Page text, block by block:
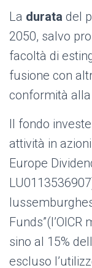
La durata del
2050, salvo
facoltà di
fusione con
conformità
Il fondo
attività in
Europe
sino al 15%
escluso